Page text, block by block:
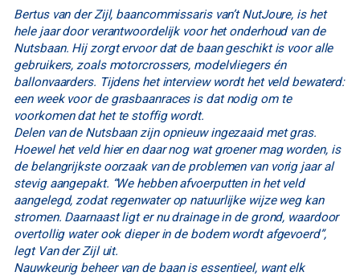
Bertus van der Zijl, baancommissaris van’t NutJoure, is het
hele jaar door verantwoordelijk voor het onderhoud van de
Nutsbaan. Hij zorgt ervoor dat de baan geschikt is voor alle
gebruikers, zoals motorcrossers, modelvliegers én
ballonvaarders. Tijdens het interview wordt het veld bewaterd:
een week voor de grasbaanraces is dat nodig om te
voorkomen dat het te stoffig wordt.
Delen van de Nutsbaan zijn opnieuw ingezaaid met gras.
Hoewel het veld hier en daar nog wat groener mag worden, is
de belangrijkste oorzaak van de problemen van vorig jaar al
stevig aangepakt. “We hebben afvoerputten in het veld
aangelegd, zodat regenwater op natuurlijke wijze weg kan
stromen. Daarnaast ligt er nu drainage in de grond, waardoor
overtollig water ook dieper in de bodem wordt afgevoerd”,
legt Van der Zijl uit.
Nauwkeurig beheer van de baan is essentieel, want elk